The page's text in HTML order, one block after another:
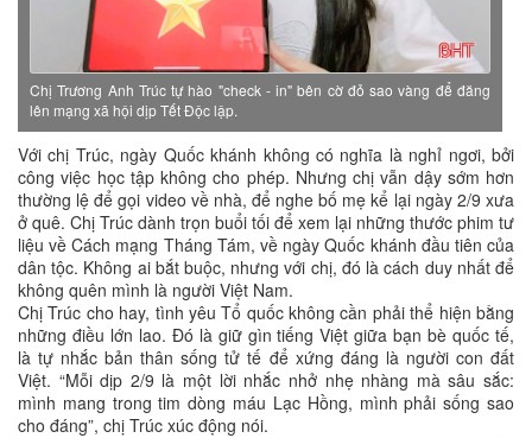
Chị Trương Anh Trúc tự hào "check - in" bên cờ đỏ sao vàng để đăng
lên mạng xã hội dịp Tết Độc lập.
Với chị Trúc, ngày Quốc khánh không có nghĩa là nghỉ ngơi, bởi
công việc học tập không cho phép. Nhưng chị vẫn dậy sớm hơn
thường lệ để gọi video về nhà, để nghe bố mẹ kể lại ngày 2/9 xưa
ở quê. Chị Trúc dành trọn buổi tối để xem lại những thước phim tư
liệu về Cách mạng Tháng Tám, về ngày Quốc khánh đầu tiên của
dân tộc. Không ai bắt buộc, nhưng với chị, đó là cách duy nhất để
không quên mình là người Việt Nam.
Chị Trúc cho hay, tình yêu Tổ quốc không cần phải thể hiện bằng
những điều lớn lao. Đó là giữ gìn tiếng Việt giữa bạn bè quốc tế,
là tự nhắc bản thân sống tử tế để xứng đáng là người con đất
Việt. “Mỗi dịp 2/9 là một lời nhắc nhở nhẹ nhàng mà sâu sắc:
mình mang trong tim dòng máu Lạc Hồng, mình phải sống sao
cho đáng”, chị Trúc xúc động nói.